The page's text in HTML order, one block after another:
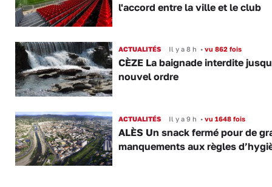
l'accord entre la ville et le club
ACTUALITÉS Il y a 8 h •vu 862 fois
CÈZE La baignade interdite
nouvel ordre
ACTUALITÉS Il y a 9 h •vu 1648 fois
ALÈS Un snack fermé pour de
manquements aux règles